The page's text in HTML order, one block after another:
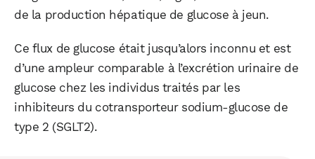
de la production hépatique de glucose à jeun.
Ce flux de glucose était jusqu’alors inconnu et est
d’une ampleur comparable à l’excrétion urinaire de
glucose chez les individus traités par les
inhibiteurs du cotransporteur sodium-glucose de
type 2 (SGLT2).